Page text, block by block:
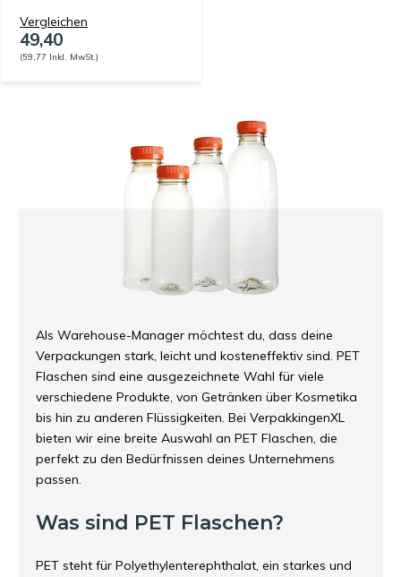
Vergleichen
49,40
(59,77 Inkl. MwSt.)
Als Warehouse-Manager möchtest du, dass deine
Verpackungen stark, leicht und kosteneffektiv sind. PET
Flaschen sind eine ausgezeichnete Wahl für viele
verschiedene Produkte, von Getränken über Kosmetika
bis hin zu anderen Flüssigkeiten. Bei VerpakkingenXL
bieten wir eine breite Auswahl an PET Flaschen, die
perfekt zu den Bedürfnissen deines Unternehmens
passen.
Was sind PET Flaschen?
PET steht für Polyethylenterephthalat, ein starkes und